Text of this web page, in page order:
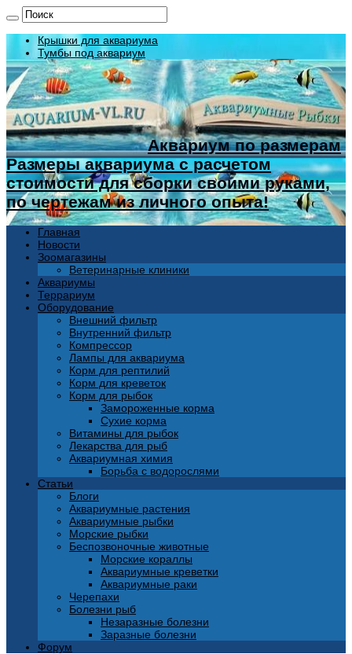
Крышки для аквариума
Тумбы под аквариум
Аквариум по размерам
Размеры аквариума с расчетом
стоимости для сборки своими руками,
по чертежам из личного опыта!
Главная
Новости
Зоомагазины
Ветеринарные клиники
Аквариумы
Террариум
Оборудование
Внешний фильтр
Внутренний фильтр
Компрессор
Лампы для аквариума
Корм для рептилий
Корм для креветок
Корм для рыбок
Замороженные корма
Сухие корма
Витамины для рыбок
Лекарства для рыб
Аквариумная химия
Борьба с водорослями
Статьи
Блоги
Аквариумные растения
Аквариумные рыбки
Морские рыбки
Беспозвоночные животные
Морские кораллы
Аквариумные креветки
Аквариумные раки
Черепахи
Болезни рыб
Незаразные болезни
Заразные болезни
Форум